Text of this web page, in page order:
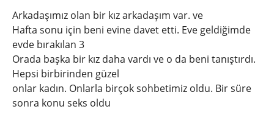
Arkadaşımız olan bir kız arkadaşım var. ve
Hafta sonu için beni evine davet etti. Eve geldiğimde
evde bırakılan 3
Orada başka bir kız daha vardı ve o da beni tanıştırdı.
Hepsi birbirinden güzel
onlar kadın. Onlarla birçok sohbetimiz oldu. Bir süre
sonra konu seks oldu